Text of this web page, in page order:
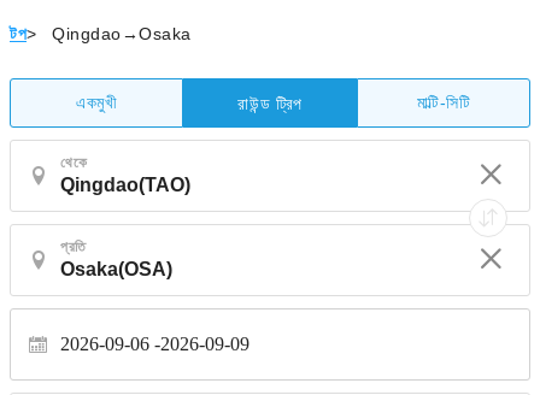
টপ> Qingdao→Osaka
একমুখী রাউন্ড ট্রিপ মাল্টি-সিটি
থেকে
প্রতি
2026-09-06 2026-09-09